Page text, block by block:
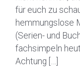
für euch zu
hemmungslose
(Serien- und
fachsimpeln
Achtung […]